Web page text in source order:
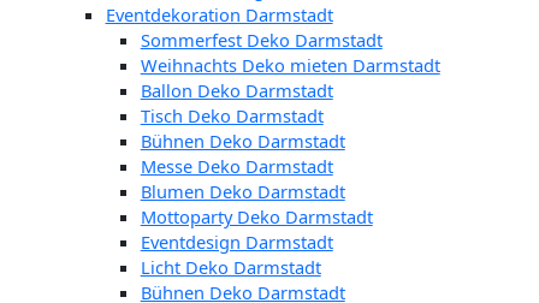
Eventdekoration Darmstadt
Sommerfest Deko Darmstadt
Weihnachts Deko mieten Darmstadt
Ballon Deko Darmstadt
Tisch Deko Darmstadt
Bühnen Deko Darmstadt
Messe Deko Darmstadt
Blumen Deko Darmstadt
Mottoparty Deko Darmstadt
Eventdesign Darmstadt
Licht Deko Darmstadt
Bühnen Deko Darmstadt